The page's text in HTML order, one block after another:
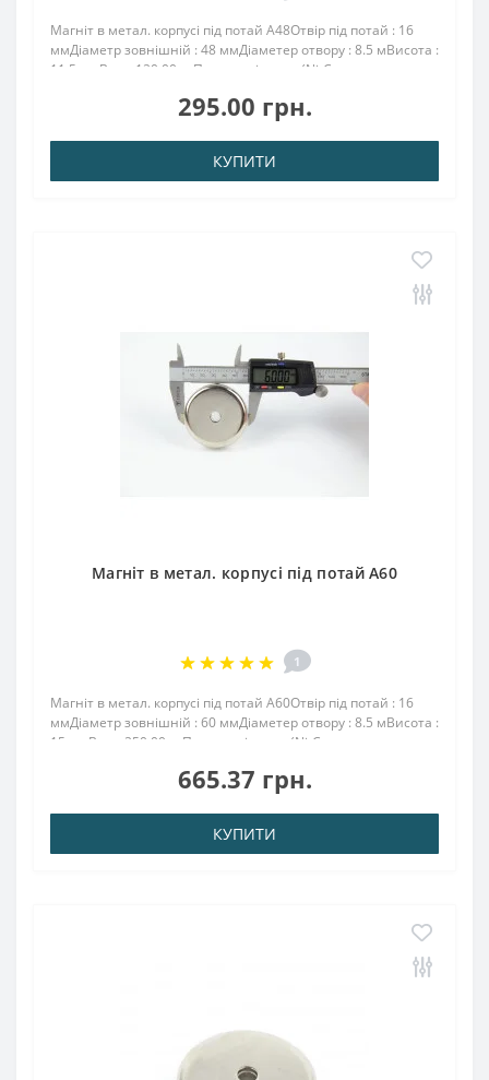
Магніт в метал. корпусі під потай A48Отвір під потай : 16
ммДіаметр зовнішній : 48 ммДіаметер отвору : 8.5 мВисота :
11.5 ммВага: 120,00 грПоверх. нікель .: (Ni-Cu-
кгТемпература: використання до 80 °..
295.00 грн.
КУПИТИ
Магніт в метал. корпусі під потай A60
1
Магніт в метал. корпусі під потай A60Отвір під потай : 16
ммДіаметр зовнішній : 60 ммДіаметер отвору : 8.5 мВисота :
15 ммВага: 250,00 грПоверх. нікель .: (Ni-Cu-
кгТемпература: використання до 80 ° ..
665.37 грн.
КУПИТИ